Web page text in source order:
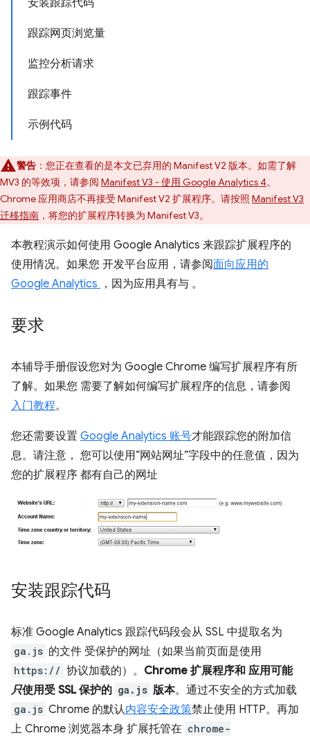
安装跟踪代码
跟踪网页浏览量
监控分析请求
跟踪事件
示例代码
警告 ：您正在查看的是本文已弃用的 Manifest V2 版本。如需了解
MV3 的等效项，请参阅 Manifest V3 - 使用 Google Analytics 4。
Chrome 应用商店不再接受 Manifest V2 扩展程序。请按照 Manifest V3
迁移指南 ，将您的扩展程序转换为 Manifest V3。
本教程演示如何使用 Google Analytics 来跟踪扩展程序的
使用情况。如果您 开发平台应用，请参阅面向应用的
Google Analytics ，因为应用具有与 。
要求
本辅导手册假设您对为 Google Chrome 编写扩展程序有所
了解。如果您 需要了解如何编写扩展程序的信息，请参阅
入门教程。
您还需要设置 Google Analytics 账号才能跟踪您的附加信
息。请注意， 您可以使用“网站网址”字段中的任意值，因为
您的扩展程序 都有自己的网址
安装跟踪代码
标准 Google Analytics 跟踪代码段会从 SSL 中提取名为
ga.js 的文件 受保护的网址（如果当前页面是使用
https:// 协议加载的）。 Chrome 扩展程序和 应用可能
只使用受 SSL 保护的 ga.js 版本。通过不安全的方式加载
ga.js Chrome 的默认内容安全政策禁止使用 HTTP。再加
上 Chrome 浏览器本身 扩展托管在 chrome-